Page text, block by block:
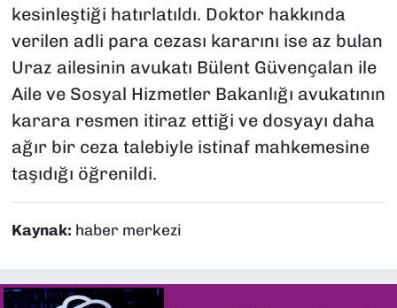
kesinleştiği hatırlatıldı. Doktor hakkında
verilen adli para cezası kararını ise az bulan
Uraz ailesinin avukatı Bülent Güvençalan ile
Aile ve Sosyal Hizmetler Bakanlığı avukatının
karara resmen itiraz ettiği ve dosyayı daha
ağır bir ceza talebiyle istinaf mahkemesine
taşıdığı öğrenildi.
Kaynak: haber merkezi